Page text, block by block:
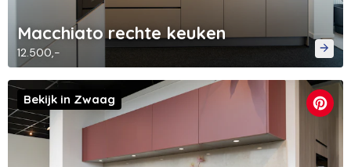
Macchiato rechte keuken
12.500,-
Bekijk in Zwaag